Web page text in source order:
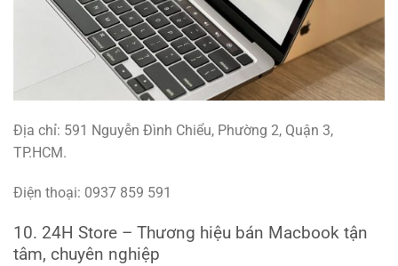
Địa chỉ: 591 Nguyễn Đình Chiểu, Phường 2, Quận 3,
TP.HCM.
Điện thoại: 0937 859 591
10. 24H Store – Thương hiệu bán Macbook tận
tâm, chuyên nghiệp